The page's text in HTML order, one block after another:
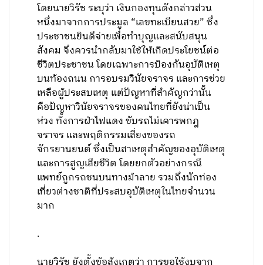
โดยนายวิรัช ระบุว่า เงินกองทุนดังกล่าวส่วน
หนึ่งมาจากการประมูล “เลขทะเบียนสวย” ซึ่ง
ประชาชนยินดีจ่ายเพื่อทำบุญและสนับสนุน
สังคม จึงควรนำกลับมาใช้ให้เกิดประโยชน์ต่อ
ชีวิตประชาชน โดยเฉพาะการป้องกันอุบัติเหตุ
บนท้องถนน การอบรมวินัยจราจร และการช่วย
เหลือผู้ประสบเหตุ แต่ปัญหาที่สำคัญกว่านั้น
คือปัญหาวินัยจราจรของคนไทยที่ยังน่าเป็น
ห่วง ทั้งการฝ่าไฟแดง ขับรถไม่เคารพกฎ
จราจร และพฤติกรรมเสี่ยงของรถ
จักรยานยนต์ ซึ่งเป็นสาเหตุสำคัญของอุบัติเหตุ
และการสูญเสียชีวิต โดยยกตัวอย่างกรณี
แพทย์ถูกรถชนบนทางม้าลาย รวมถึงนักท่อง
เที่ยวต่างชาติที่ประสบอุบัติเหตุในไทยจำนวน
มาก
.